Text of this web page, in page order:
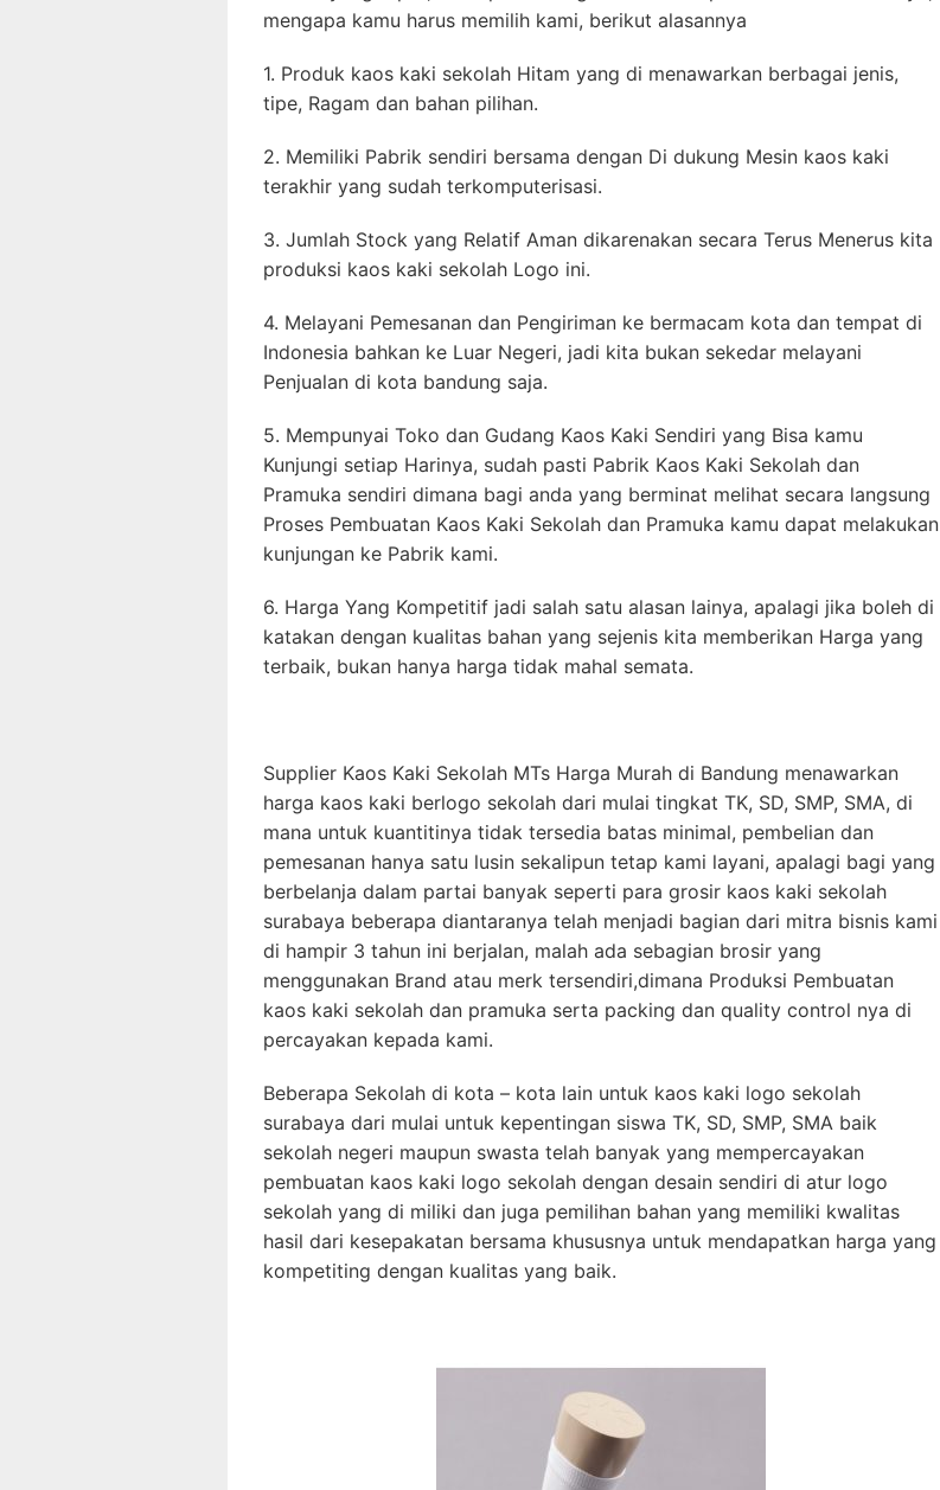
mengapa kamu harus memilih kami, berikut alasannya
1. Produk kaos kaki sekolah Hitam yang di menawarkan berbagai jenis,
tipe, Ragam dan bahan pilihan.
2. Memiliki Pabrik sendiri bersama dengan Di dukung Mesin kaos kaki
terakhir yang sudah terkomputerisasi.
3. Jumlah Stock yang Relatif Aman dikarenakan secara Terus Menerus kita
produksi kaos kaki sekolah Logo ini.
4. Melayani Pemesanan dan Pengiriman ke bermacam kota dan tempat di
Indonesia bahkan ke Luar Negeri, jadi kita bukan sekedar melayani
Penjualan di kota bandung saja.
5. Mempunyai Toko dan Gudang Kaos Kaki Sendiri yang Bisa kamu
Kunjungi setiap Harinya, sudah pasti Pabrik Kaos Kaki Sekolah dan
Pramuka sendiri dimana bagi anda yang berminat melihat secara langsung
Proses Pembuatan Kaos Kaki Sekolah dan Pramuka kamu dapat melakukan
kunjungan ke Pabrik kami.
6. Harga Yang Kompetitif jadi salah satu alasan lainya, apalagi jika boleh di
katakan dengan kualitas bahan yang sejenis kita memberikan Harga yang
terbaik, bukan hanya harga tidak mahal semata.
Supplier Kaos Kaki Sekolah MTs Harga Murah di Bandung menawarkan
harga kaos kaki berlogo sekolah dari mulai tingkat TK, SD, SMP, SMA, di
mana untuk kuantitinya tidak tersedia batas minimal, pembelian dan
pemesanan hanya satu lusin sekalipun tetap kami layani, apalagi bagi yang
berbelanja dalam partai banyak seperti para grosir kaos kaki sekolah
surabaya beberapa diantaranya telah menjadi bagian dari mitra bisnis kami
di hampir 3 tahun ini berjalan, malah ada sebagian brosir yang
menggunakan Brand atau merk tersendiri,dimana Produksi Pembuatan
kaos kaki sekolah dan pramuka serta packing dan quality control nya di
percayakan kepada kami.
Beberapa Sekolah di kota – kota lain untuk kaos kaki logo sekolah
surabaya dari mulai untuk kepentingan siswa TK, SD, SMP, SMA baik
sekolah negeri maupun swasta telah banyak yang mempercayakan
pembuatan kaos kaki logo sekolah dengan desain sendiri di atur logo
sekolah yang di miliki dan juga pemilihan bahan yang memiliki kwalitas
hasil dari kesepakatan bersama khususnya untuk mendapatkan harga yang
kompetiting dengan kualitas yang baik.